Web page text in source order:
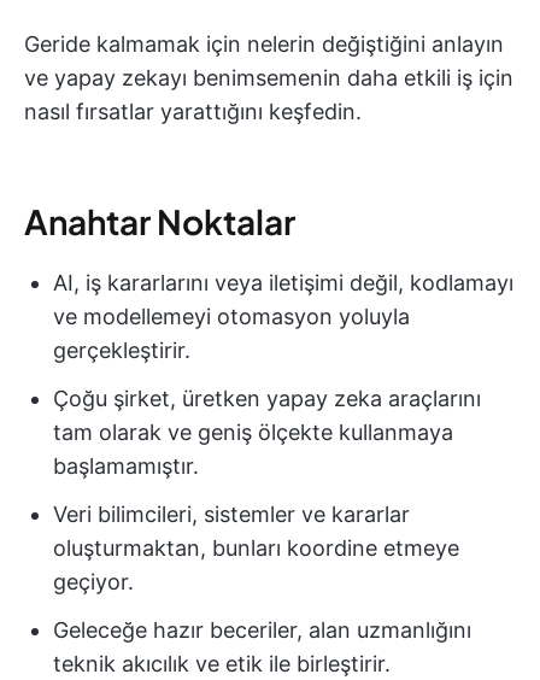
Geride kalmamak için nelerin değiştiğini anlayın
ve yapay zekayı benimsemenin daha etkili iş için
nasıl fırsatlar yarattığını keşfedin.
Anahtar Noktalar
AI, iş kararlarını veya iletişimi değil, kodlamayı
ve modellemeyi otomasyon yoluyla
gerçekleştirir.
Çoğu şirket, üretken yapay zeka araçlarını
tam olarak ve geniş ölçekte kullanmaya
başlamamıştır.
Veri bilimcileri, sistemler ve kararlar
oluşturmaktan, bunları koordine etmeye
geçiyor.
Geleceğe hazır beceriler, alan uzmanlığını
teknik akıcılık ve etik ile birleştirir.